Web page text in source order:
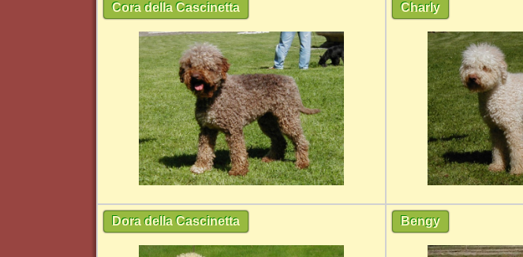
Cora della Cascinetta Charly
Dora della Cascinetta Bengy